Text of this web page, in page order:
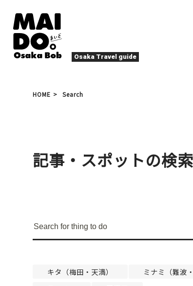
Osaka Travel guide
ナイトライフ
文化・歴史
大阪人
HOME Search
記事・スポットの検索
キタ（梅田・天満） ミナミ（難波